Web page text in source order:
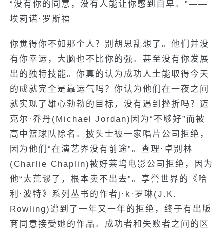
“没有你的同意，没有人能让你感到自卑。”——
埃莉诺·罗斯福
你觉得你不如那个人？别胡思乱想了。他们并没
有你幸运，大脑也不比你的强。甚至没有你发展
出的独特技能。你真的认为成功人士能取得今天
的成就完全是靠运气吗？你认为他们在一夜之间
就实现了雄心勃勃的目标，没有遇到挫折吗？迈
克尔·乔丹(Michael Jordan)因为“不够好”而被
高中篮球队除名。披头士被一家唱片公司拒绝，
因为他们“在演艺界没有前途”。查理·卓别林
(Charlie Chaplin)被好莱坞电影公司拒绝，因为
他“太荒谬了，根本卖不出去”。享誉世界的《哈
利·波特》系列丛书的作者j·k·罗琳(J.K.
Rowling)遭到了一年又一年的拒绝，终于有出版
商同意接受她的作品。成功者和失败者之间的区